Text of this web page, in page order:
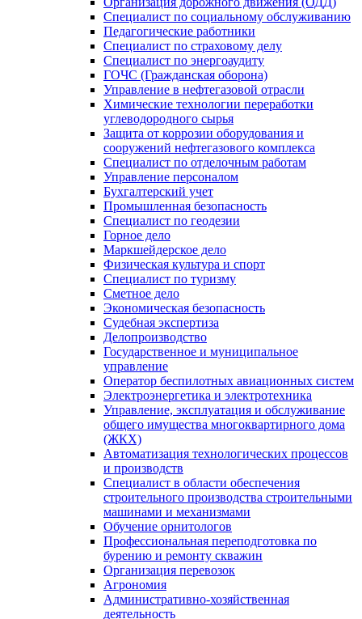
Специалист по социальному обслуживанию
Педагогические работники
Специалист по страховому делу
Специалист по энергоаудиту
ГОЧС (Гражданская оборона)
Управление в нефтегазовой отрасли
Химические технологии переработки
углеводородного сырья
Защита от коррозии оборудования и
сооружений нефтегазового комплекса
Специалист по отделочным работам
Управление персоналом
Бухгалтерский учет
Промышленная безопасность
Специалист по геодезии
Горное дело
Маркшейдерское дело
Физическая культура и спорт
Специалист по туризму
Сметное дело
Экономическая безопасность
Судебная экспертиза
Делопроизводство
Государственное и муниципальное
управление
Оператор беспилотных авиационных систем
Электроэнергетика и электротехника
Управление, эксплуатация и обслуживание
общего имущества многоквартирного дома
(ЖКХ)
Автоматизация технологических процессов
и производств
Специалист в области обеспечения
строительного производства строительными
машинами и механизмами
Обучение орнитологов
Профессиональная переподготовка по
бурению и ремонту скважин
Организация перевозок
Агрономия
Административно-хозяйственная
деятельность